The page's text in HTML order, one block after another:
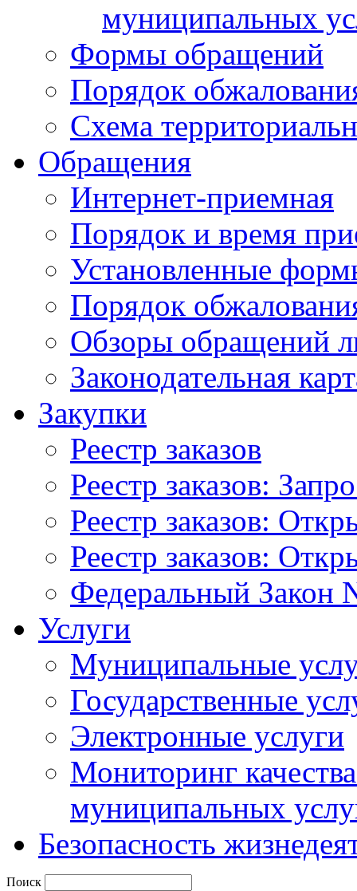
муниципальных
Формы обращений
Порядок
Схема
Обращения
Интернет-приемная
Порядок и время
Установленные
Порядок
Обзоры обращений
Законодательная
Закупки
Реестр заказов
Реестр заказов:
Реестр заказов:
Реестр заказов:
Федеральный Закон
Услуги
Муниципальные
Государственные
Электронные услуги
Мониторинг
муниципальных
Безопасность
Поиск